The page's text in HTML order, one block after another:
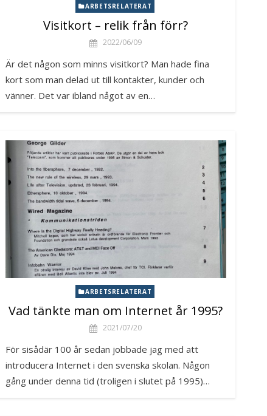
ARBETSRELATERAT
Visitkort – relik från förr?
2022/06/09
Är det någon som minns visitkort? Man hade fina
kort som man delad ut till kontakter, kunder och
vänner. Det var ibland något av en…
ARBETSRELATERAT
Vad tänkte man om Internet år 1995?
2021/07/20
För sisådär 100 år sedan jobbade jag med att
introducera Internet i den svenska skolan. Någon
gång under denna tid (troligen i slutet på 1995)…